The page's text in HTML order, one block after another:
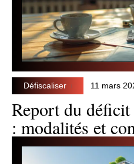
Défiscaliser 11 mars
Report du
: modalités et